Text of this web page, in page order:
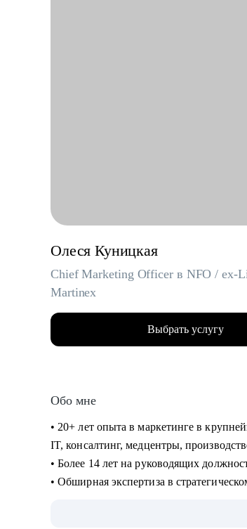
Олеся Куницкая
Chief Marketing Officer в NFO / ex-
Martinex
Выбрать услугу
Обо мне
• 20+ лет опыта в маркетинге в
IT, консалтинг, медцентры,
• Более 14 лет на руководящих
• Обширная экспертиза в
международные. Опыт привлечения